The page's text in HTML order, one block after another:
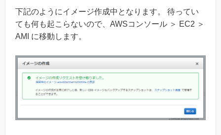
下記のようにイメージ作成中となります。 待ってい
ても何も起こらないので、AWSコンソール ＞ EC2 ＞
AMI に移動します。